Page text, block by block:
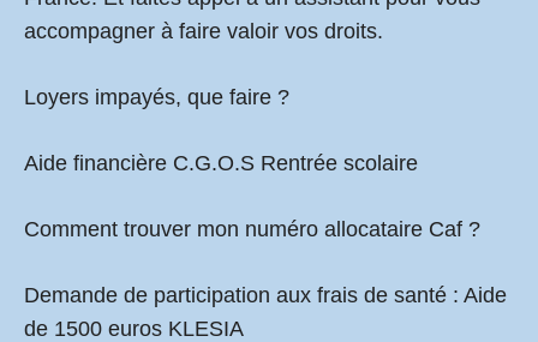
accompagner à faire valoir vos droits.
Loyers impayés, que faire ?
Aide financière C.G.O.S Rentrée scolaire
Comment trouver mon numéro allocataire Caf ?
Demande de participation aux frais de santé : Aide
de 1500 euros KLESIA